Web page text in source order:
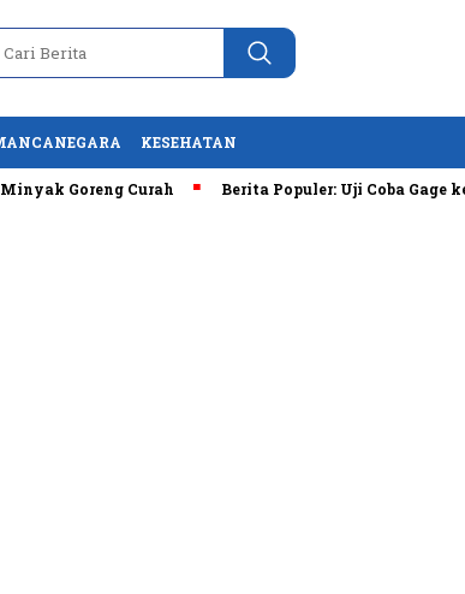
KESEHATAN
Curah Berita Populer: Uji Coba Gage ke Anyer-